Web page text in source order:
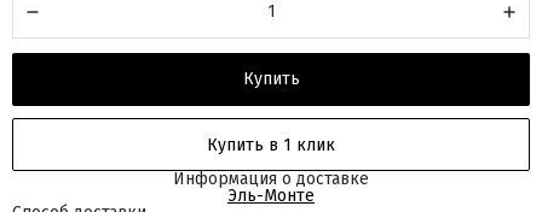
Купить
Купить в 1 клик
Информация о доставке
Эль-Монте